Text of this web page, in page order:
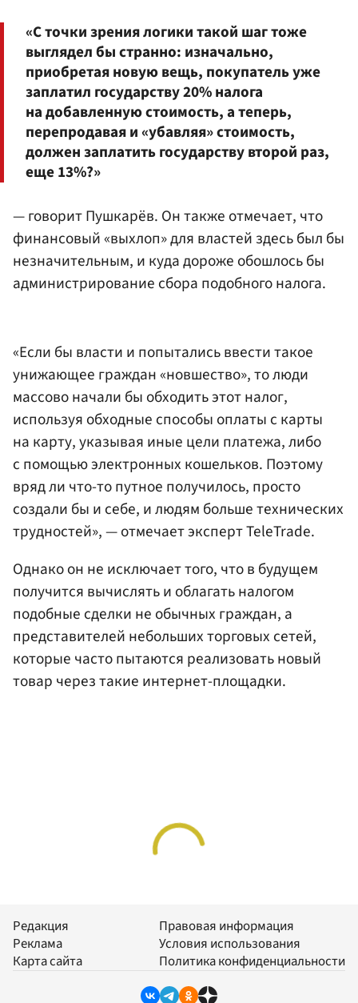
«С точки зрения логики такой шаг тоже
выглядел бы странно: изначально,
приобретая новую вещь, покупатель уже
заплатил государству 20% налога
на добавленную стоимость, а теперь,
перепродавая и «убавляя» стоимость,
должен заплатить государству второй раз,
еще 13%?»
— говорит Пушкарёв. Он также отмечает, что
финансовый «выхлоп» для властей здесь был бы
незначительным, и куда дороже обошлось бы
администрирование сбора подобного налога.
«Если бы власти и попытались ввести такое
унижающее граждан «новшество», то люди
массово начали бы обходить этот налог,
используя обходные способы оплаты с карты
на карту, указывая иные цели платежа, либо
с помощью электронных кошельков. Поэтому
вряд ли что-то путное получилось, просто
создали бы и себе, и людям больше технических
трудностей», — отмечает эксперт TeleTrade.
Однако он не исключает того, что в будущем
получится вычислять и облагать налогом
подобные сделки не обычных граждан, а
представителей небольших торговых сетей,
которые часто пытаются реализовать новый
товар через такие интернет-площадки.
Редакция
Реклама
Карта сайта
Правовая информация
Условия использования
Политика конфиденциальности